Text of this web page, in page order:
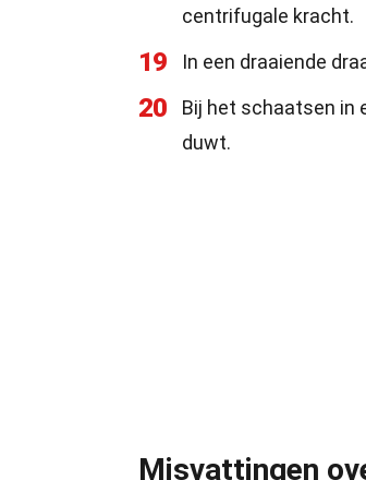
centrifugale kracht.
19 In een draaiende
20
Bij het schaatsen in
duwt.
Misvattingen